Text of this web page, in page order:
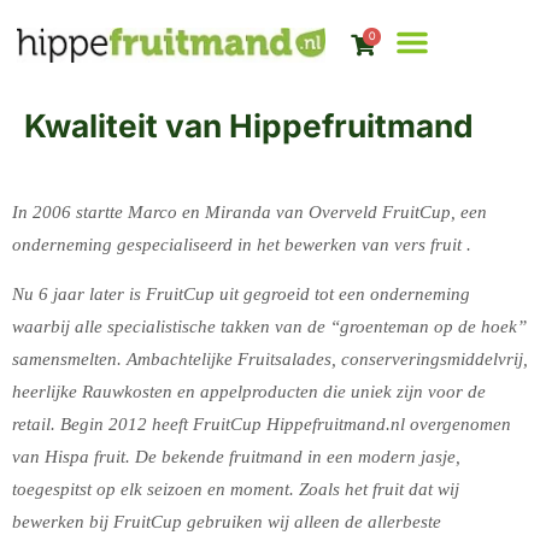
0
Kwaliteit van Hippefruitmand
In 2006 startte Marco en Miranda van Overveld FruitCup, een
onderneming gespecialiseerd in het bewerken van vers fruit .
Nu 6 jaar later is FruitCup uit gegroeid tot een onderneming
waarbij alle specialistische takken van de “groenteman op de hoek”
samensmelten. Ambachtelijke Fruitsalades, conserveringsmiddelvrij,
heerlijke Rauwkosten en appelproducten die uniek zijn voor de
retail. Begin 2012 heeft FruitCup Hippefruitmand.nl overgenomen
van Hispa fruit. De bekende fruitmand in een modern jasje,
toegespitst op elk seizoen en moment. Zoals het fruit dat wij
bewerken bij FruitCup gebruiken wij alleen de allerbeste